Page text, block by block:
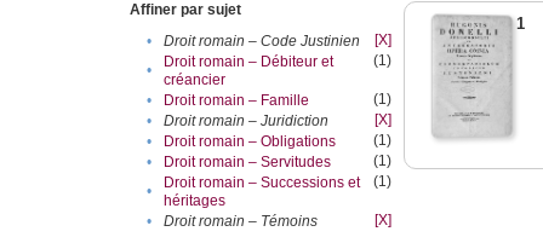
Affiner par sujet
•
Droit romain – Code Justinien
[X]
•
Droit romain – Débiteur et
créancier
(1)
• Droit romain – Famille
(1)
•
Droit romain – Juridiction
[X]
•
Droit romain – Obligations
(1)
•
Droit romain – Servitudes
(1)
•
Droit romain – Successions et
héritages
(1)
• Droit romain – Témoins
[X]
1